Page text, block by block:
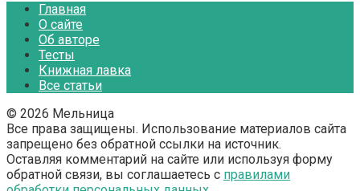
Главная
О сайте
Об авторе
Тесты
Книжная лавка
Все статьи
© 2026 Мельница
Все права защищены. Использование материалов сайта
запрещено без обратной ссылки на источник.
Оставляя комментарий на сайте или используя форму
обратной связи, вы соглашаетесь с правилами